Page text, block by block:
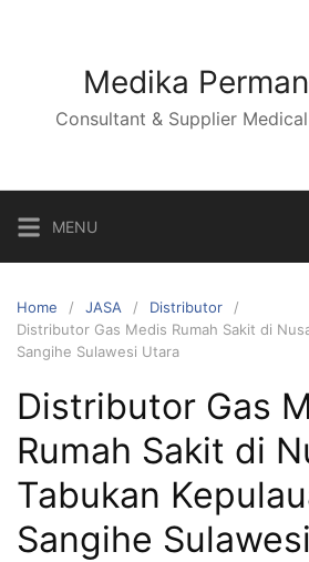
Medika
Consultant & Supplier
MENU
Home JASA
Distributor
Distributor Gas Medis Rumah Sakit di
Sangihe Sulawesi Utara
Distributor Gas
Rumah Sakit di
Tabukan
Sangihe